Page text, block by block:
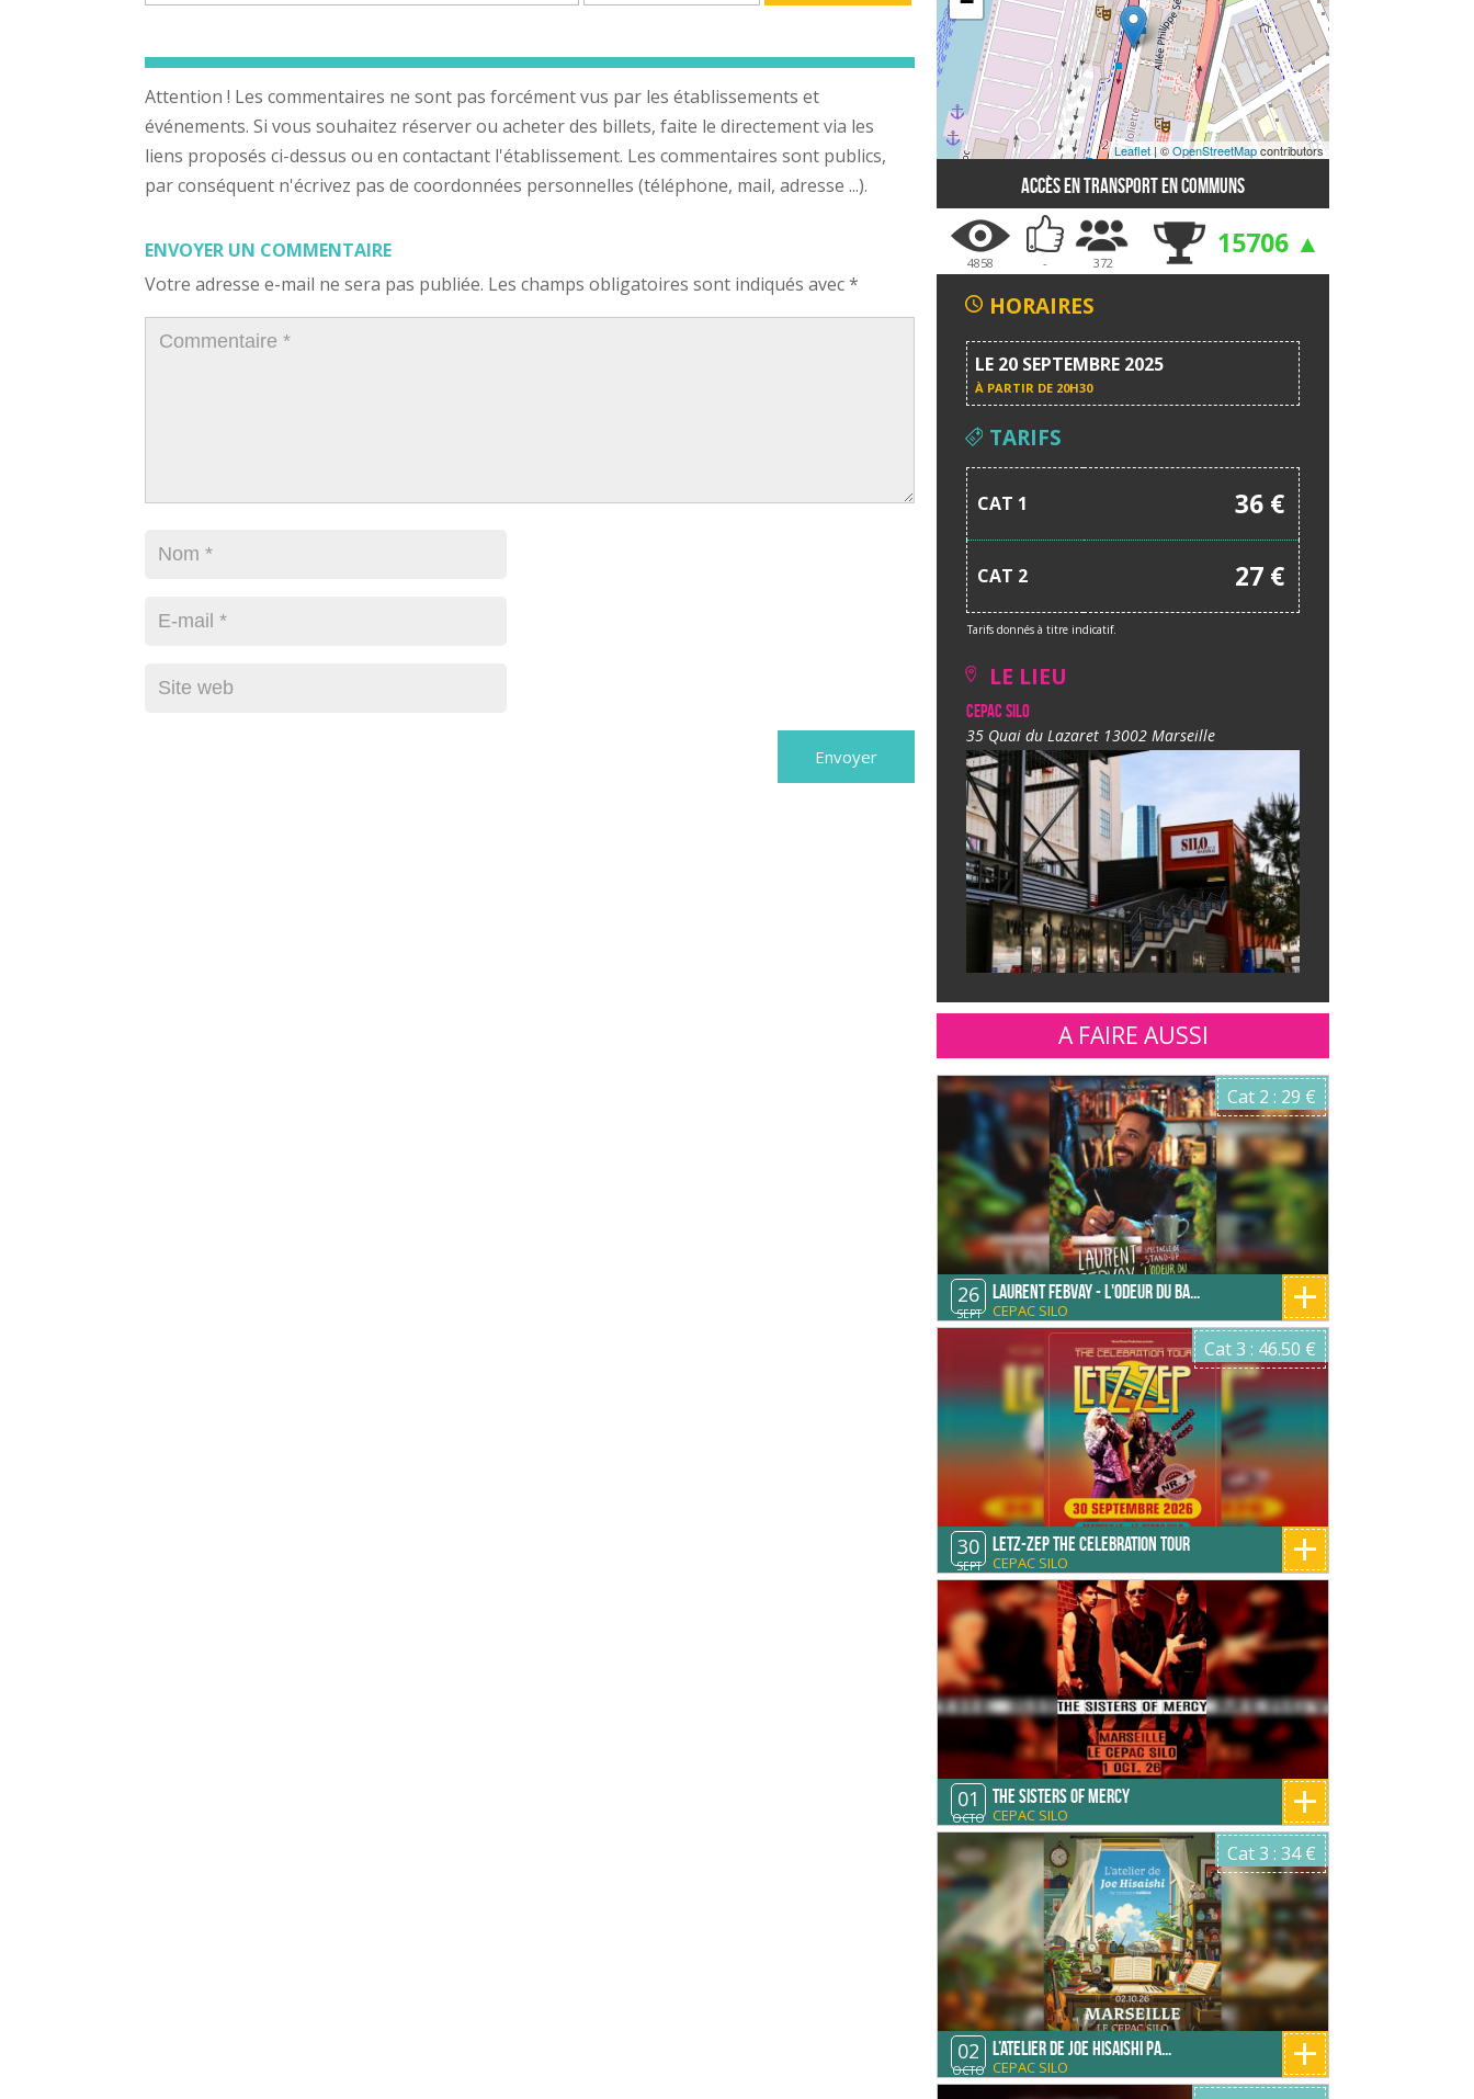
Attention ! Les commentaires ne sont pas forcément vus par les établissements et
événements. Si vous souhaitez réserver ou acheter des billets, faite le directement via les
liens proposés ci-dessus ou en contactant l'établissement. Les commentaires sont publics,
par conséquent n'écrivez pas de coordonnées personnelles (téléphone, mail, adresse ...).
ENVOYER UN COMMENTAIRE
Votre adresse e-mail ne sera pas publiée. Les champs obligatoires sont indiqués avec*
Leaflet| ©OpenStreetMapcontributors
Accès en transport en communs
4858 - 372
15706 ▲
HORAIRES
LE 20 SEPTEMBRE 2025
À PARTIR DE 20H30
TARIFS
CAT 1 36 €
CAT 2 27 €
Tarifs donnés à titre indicatif.
LE LIEU
CEPAC SILO
35 Quai du Lazaret 13002 Marseille
A FAIRE AUSSI
Cat 2 : 29 €
26
SEPT
Laurent Febvay - L'odeur du ba...
CEPAC SILO +
Cat 3 : 46.50 €
30
SEPT
Letz-Zep The Celebration Tour
CEPAC SILO +
01
OCTO
THE SISTERS OF MERCY
CEPAC SILO +
Cat 3 : 34 €
02
OCTO
L’ATELIER DE JOE HISAISHI PA...
CEPAC SILO +